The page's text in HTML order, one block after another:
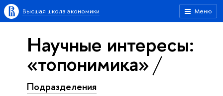
Меню
Высшая школа экономики
Научные интересы:
«топонимика»
Подразделения